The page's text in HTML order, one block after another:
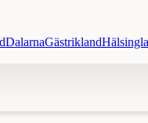
DalarnaGästrikland